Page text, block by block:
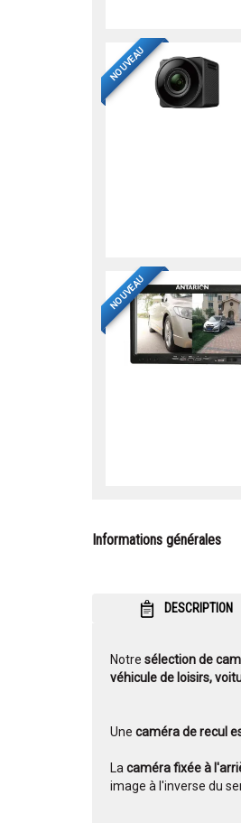
NOUVEAU
NOUVEAU
Informations générales
DESCRIPTION
Notre sélection de
véhicule de loisirs,
Une caméra de recul
Lacaméra fixée à
image à l'inverse du